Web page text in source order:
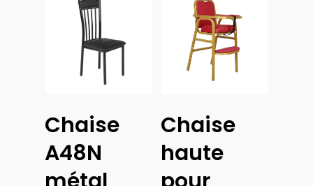
Des
Options
Chaise
A48N
Ajouter
Au
Panier
Chaise
haute